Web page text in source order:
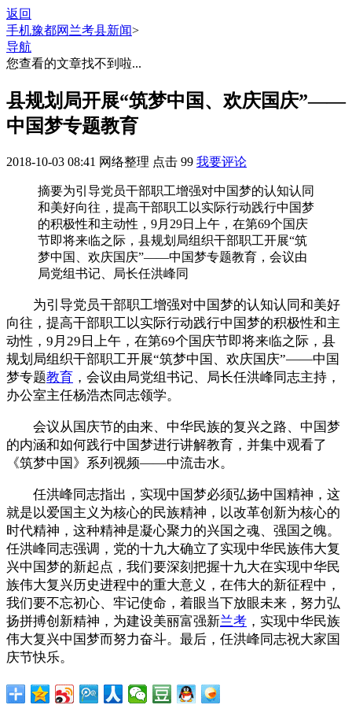
返回
手机豫都网 兰考县新闻>
导航
您查看的文章找不到啦...
县规划局开展“筑梦中国、欢庆国庆”——
中国梦专题教育
2018-10-03 08:41 网络整理 点击 99 我要评论
摘要为引导党员干部职工增强对中国梦的认知认同
和美好向往，提高干部职工以实际行动践行中国梦
的积极性和主动性，9月29日上午，在第69个国庆
节即将来临之际，县规划局组织干部职工开展“筑
梦中国、欢庆国庆”——中国梦专题教育，会议由
局党组书记、局长任洪峰同
为引导党员干部职工增强对中国梦的认知认同和美好
向往，提高干部职工以实际行动践行中国梦的积极性和主
动性，9月29日上午，在第69个国庆节即将来临之际，县
规划局组织干部职工开展“筑梦中国、欢庆国庆”——中国
梦专题教育 ，会议由局党组书记、局长任洪峰同志主持，
办公室主任杨浩杰同志领学。
会议从国庆节的由来、中华民族的复兴之路、中国梦
的内涵和如何践行中国梦进行讲解教育，并集中观看了
《筑梦中国》系列视频——中流击水。
任洪峰同志指出，实现中国梦必须弘扬中国精神，这
就是以爱国主义为核心的民族精神，以改革创新为核心的
时代精神，这种精神是凝心聚力的兴国之魂、强国之魄。
任洪峰同志强调，党的十九大确立了实现中华民族伟大复
兴中国梦的新起点，我们要深刻把握十九大在实现中华民
族伟大复兴历史进程中的重大意义，在伟大的新征程中，
我们要不忘初心、牢记使命，着眼当下放眼未来，努力弘
扬拼搏创新精神，为建设美丽富强新兰考 ，实现中华民族
伟大复兴中国梦而努力奋斗。最后，任洪峰同志祝大家国
庆节快乐。